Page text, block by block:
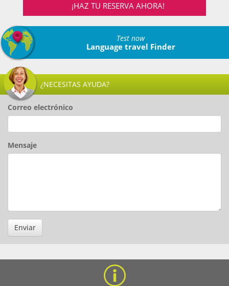
¡HAZ TU RESERVA AHORA!
Test now
Language travel Finder
¿NECESITAS AYUDA?
Correo electrónico
Mensaje
Enviar